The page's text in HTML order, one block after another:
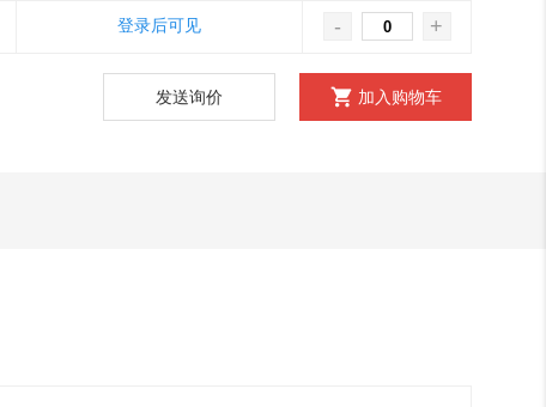
登录后可见 - +
发送询价 加入购物车